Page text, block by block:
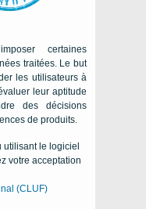
certaines
traitées. Le but
les utilisateurs à
leur aptitude
des décisions
de produits.
utilisant le logiciel
votre acceptation
(CLUF)